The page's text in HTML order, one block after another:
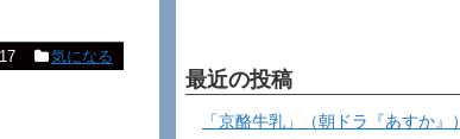
気になる
最近の投稿
「京酪牛乳」（朝ドラ『あすか』）